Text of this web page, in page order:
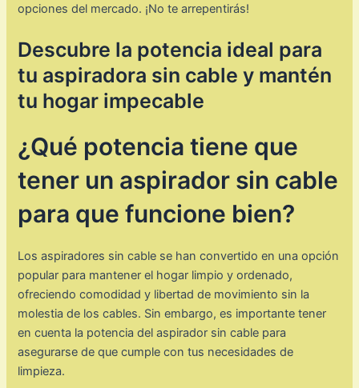
opciones del mercado. ¡No te arrepentirás!
Descubre la potencia ideal para
tu aspiradora sin cable y mantén
tu hogar impecable
¿Qué potencia tiene que
tener un aspirador sin cable
para que funcione bien?
Los aspiradores sin cable se han convertido en una opción
popular para mantener el hogar limpio y ordenado,
ofreciendo comodidad y libertad de movimiento sin la
molestia de los cables. Sin embargo, es importante tener
en cuenta la potencia del aspirador sin cable para
asegurarse de que cumple con tus necesidades de
limpieza.